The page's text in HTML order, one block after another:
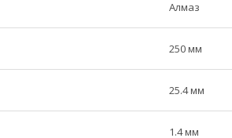
Алмаз
250 мм
25.4 мм
1.4 мм